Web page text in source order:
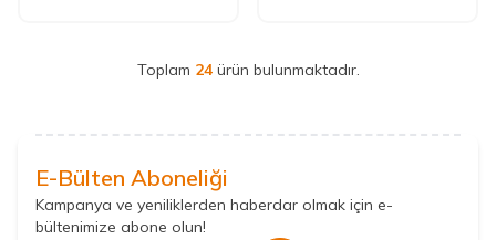
Toplam 24ürün bulunmaktadır.
E-Bülten Aboneliği
Kampanya ve yeniliklerden haberdar olmak için e-
bültenimize abone olun!